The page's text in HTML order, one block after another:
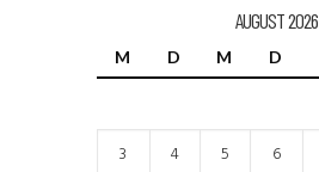
AUGUST 2026
M D M D
3
4 5 6